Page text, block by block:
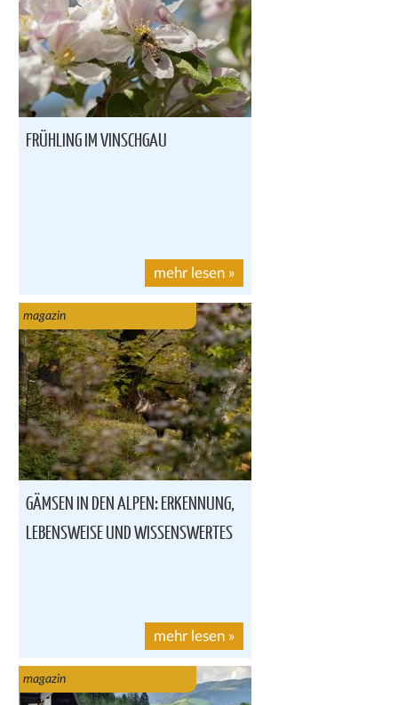
FRÜHLING IM VINSCHGAU
mehr lesen »
magazin
GÄMSEN IN DEN ALPEN: ERKENNUNG,
LEBENSWEISE UND WISSENSWERTES
mehr lesen »
magazin